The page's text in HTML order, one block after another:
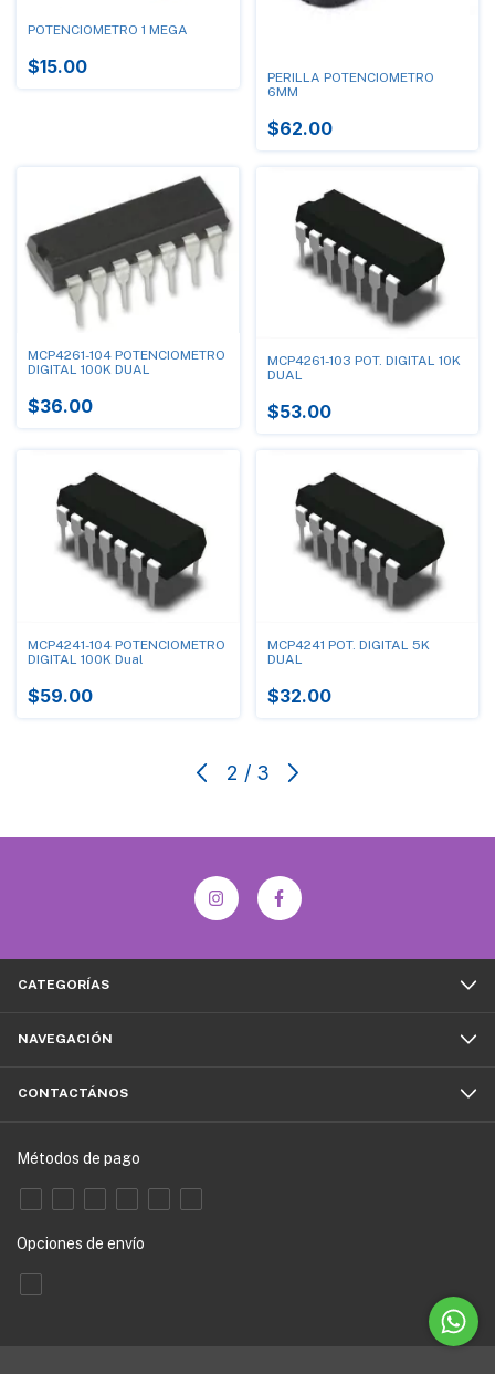
POTENCIOMETRO 1 MEGA
$15.00
PERILLA POTENCIOMETRO
6MM
$62.00
MCP4261-104 POTENCIOMETRO
DIGITAL 100K DUAL
$36.00
MCP4261-103 POT. DIGITAL 10K
DUAL
$53.00
MCP4241-104 POTENCIOMETRO
DIGITAL 100K Dual
$59.00
MCP4241 POT. DIGITAL 5K
DUAL
$32.00
2 / 3
CATEGORÍAS
NAVEGACIÓN
CONTACTÁNOS
Métodos de pago
Opciones de envío